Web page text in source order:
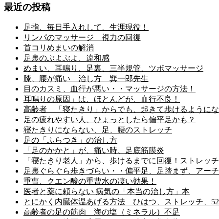
最近の投稿
足指、毎日手入れして、生涯現役！
リンパのマッサージ 視力の回復
首コリめまいの解消
足裏のぶよぶよ、違和感
めまい、耳鳴り、足裏、三半規管、ツボマッサージ
膝、腰が痛い 治し方 巽一郎先生
目のカスミ、血行が悪い・・マッサージの方法！
耳鳴りの原因」は、ほとんどが、血行不良！
高齢者 「寝たきり」からでも、起きて歩けるようにな
足の疲れやすい人、ひょっとしたら偏平足かも？
寝たきりにならない、足、腰のストレッチ
足の「ふらつき」の治し方
「足のかかと」が、痛い時、足底筋膜炎
「寝たきり老人」から、歩けるまでに回復！ストレッチ
足裏ぐらぐら歩きづらい・・偏平足、足踏まず、アーチ
重曹、クエン酸の重曹水の凄い効果！
医者と薬に頼らない 病気の「本当の治し方」本
とにかく内臓体温あげる方法 ひはつ、ストレッチ、
高齢者の足の筋肉 海の塩（ミネラル）不足